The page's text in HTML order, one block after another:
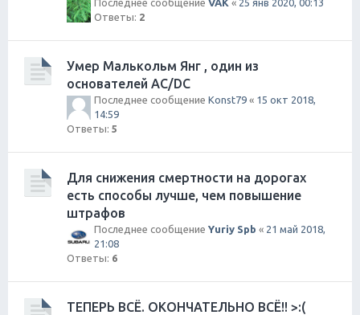
Ответы: 2
Умер Малькольм Янг , один из
основателей AC/DC
Последнее сообщение Konst79 « 15 окт 2018,
14:59
Ответы: 5
Для снижения смертности на дорогах
есть способы лучше, чем повышение
штрафов
Последнее сообщение Yuriy Spb « 21 май 2018,
21:08
Ответы: 6
ТЕПЕРЬ ВСЁ. ОКОНЧАТЕЛЬНО ВСЁ!! >:(